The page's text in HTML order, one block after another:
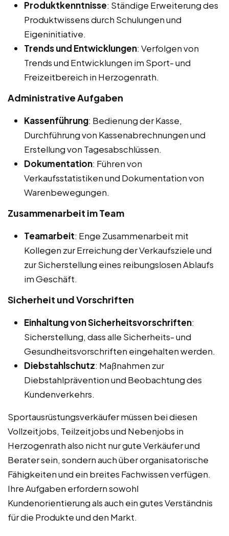
Produktkenntnisse: Ständige Erweiterung des
Produktwissens durch Schulungen und
Eigeninitiative.
Trends und Entwicklungen: Verfolgen von
Trends und Entwicklungen im Sport- und
Freizeitbereich in Herzogenrath.
Administrative Aufgaben
Kassenführung: Bedienung der Kasse,
Durchführung von Kassenabrechnungen und
Erstellung von Tagesabschlüssen.
Dokumentation: Führen von
Verkaufsstatistiken und Dokumentation von
Warenbewegungen.
Zusammenarbeit im Team
Teamarbeit: Enge Zusammenarbeit mit
Kollegen zur Erreichung der Verkaufsziele und
zur Sicherstellung eines reibungslosen Ablaufs
im Geschäft.
Sicherheit und Vorschriften
Einhaltung von Sicherheitsvorschriften:
Sicherstellung, dass alle Sicherheits- und
Gesundheitsvorschriften eingehalten werden.
Diebstahlschutz: Maßnahmen zur
Diebstahlprävention und Beobachtung des
Kundenverkehrs.
Sportausrüstungsverkäufer müssen bei diesen
Vollzeitjobs, Teilzeitjobs und Nebenjobs in
Herzogenrath also nicht nur gute Verkäufer und
Berater sein, sondern auch über organisatorische
Fähigkeiten und ein breites Fachwissen verfügen.
Ihre Aufgaben erfordern sowohl
Kundenorientierung als auch ein gutes Verständnis
für die Produkte und den Markt.